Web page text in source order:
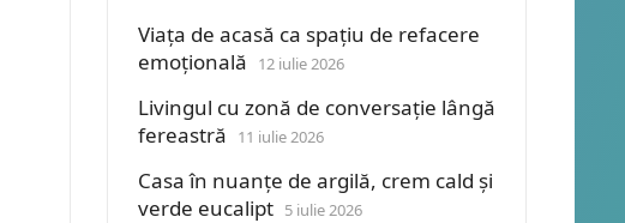
Viața de acasă ca spațiu de refacere
emoțională
12 iulie 2026
Livingul cu zonă de conversație lângă
fereastră
11 iulie 2026
Casa în nuanțe de argilă, crem cald și
verde eucalipt 5 iulie 2026